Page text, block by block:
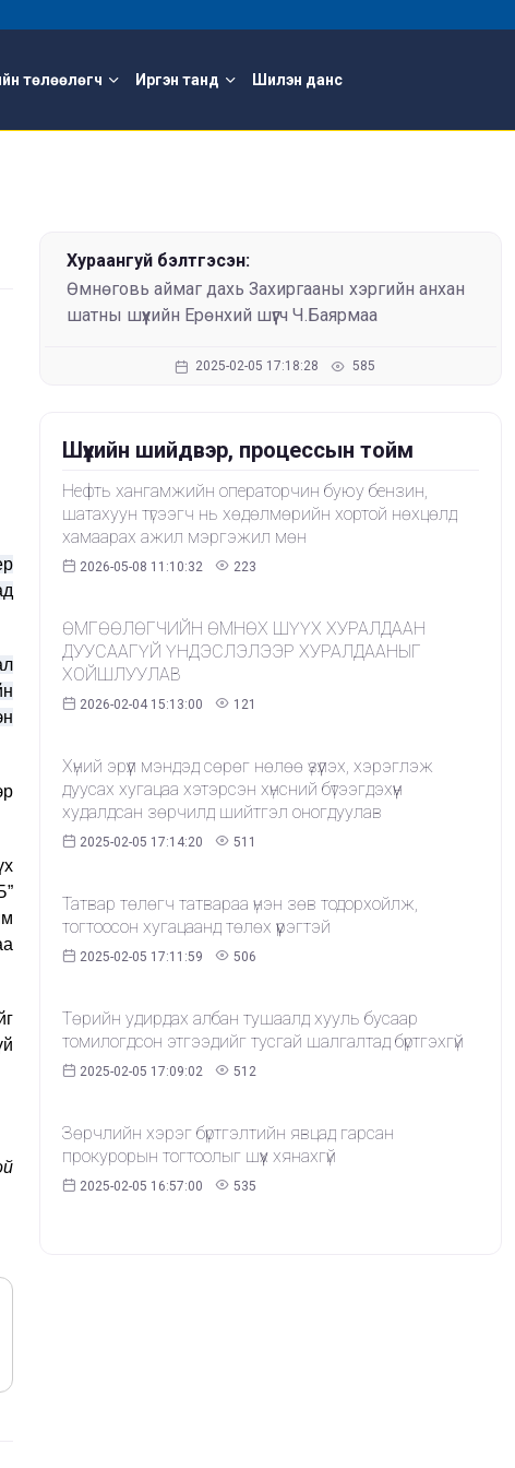
төлөөлөгч Иргэн танд Шилэн данс
Хураангуй бэлтгэсэн:
Өмнөговь аймаг дахь Захиргааны хэргийн анхан
шатны шүүхийн Ерөнхий шүүгч Ч.Баярмаа
2025-02-05 17:18:28 585
Шүүхийн шийдвэр, процессын тойм
Нефть хангамжийн операторчин буюу бензин,
шатахуун түгээгч нь хөдөлмөрийн хортой нөхцөлд
хамаарах ажил мэргэжил мөн
2026-05-08 11:10:32 223
ӨМГӨӨЛӨГЧИЙН ӨМНӨХ ШҮҮХ ХУРАЛДААН
ДУУСААГҮЙ ҮНДЭСЛЭЛЭЭР ХУРАЛДААНЫГ
ХОЙШЛУУЛАВ
2026-02-04 15:13:00 121
Хүний эрүүл мэндэд сөрөг нөлөө үзүүлэх, хэрэглэж
дуусах хугацаа хэтэрсэн хүнсний бүтээгдэхүүн
худалдсан зөрчилд шийтгэл оногдуулав
2025-02-05 17:14:20 511
Татвар төлөгч татвараа үнэн зөв тодорхойлж,
тогтоосон хугацаанд төлөх үүрэгтэй
2025-02-05 17:11:59 506
Төрийн удирдах албан тушаалд хууль бусаар
томилогдсон этгээдийг тусгай шалгалтад бүртгэхгүй
2025-02-05 17:09:02 512
Зөрчлийн хэрэг бүртгэлтийн явцад гарсан
прокурорын тогтоолыг шүүх хянахгүй
2025-02-05 16:57:00 535